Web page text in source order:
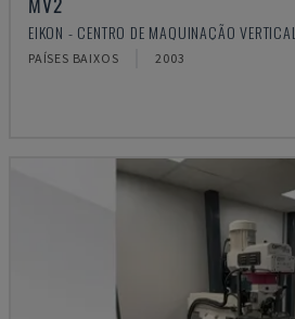
EIKON - CENTRO DE MAQUINAÇÃO VERTICAL
PAÍSES BAIXOS 2003